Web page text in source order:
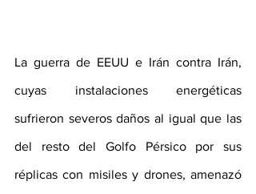
La guerra de EEUU e Irán contra Irán,
cuyas instalaciones energéticas
sufrieron severos daños al igual que las
del resto del Golfo Pérsico por sus
réplicas con misiles y drones, amenazó